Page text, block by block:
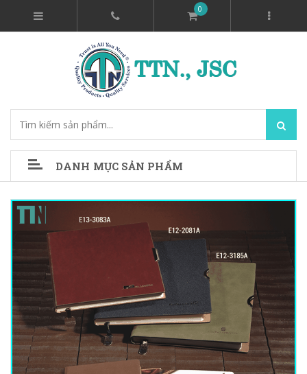
0
DANH MỤC SẢN PHẨM